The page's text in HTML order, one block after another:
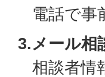
電話で事
3.メール相
相談者情